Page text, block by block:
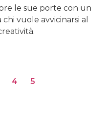
le sue porte con un
vuole avvicinarsi al
4 5